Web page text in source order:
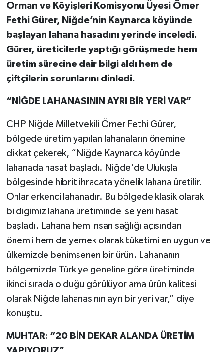
Orman ve Köyişleri Komisyonu Üyesi Ömer
Fethi Gürer, Niğde’nin Kaynarca köyünde
başlayan lahana hasadını yerinde inceledi.
Gürer, üreticilerle yaptığı görüşmede hem
üretim sürecine dair bilgi aldı hem de
çiftçilerin sorunlarını dinledi.
“NİĞDE LAHANASININ AYRI BİR YERİ VAR”
CHP Niğde Milletvekili Ömer Fethi Gürer,
bölgede üretim yapılan lahanaların önemine
dikkat çekerek, “Niğde Kaynarca köyünde
lahanada hasat başladı. Niğde'de Ulukışla
bölgesinde hibrit ihracata yönelik lahana üretilir.
Onlar erkenci lahanadır. Bu bölgede klasik olarak
bildiğimiz lahana üretiminde ise yeni hasat
başladı. Lahana hem insan sağlığı açısından
önemli hem de yemek olarak tüketimi en uygun ve
ülkemizde benimsenen bir ürün. Lahananın
bölgemizde Türkiye geneline göre üretiminde
ikinci sırada olduğu görülüyor ama ürün kalitesi
olarak Niğde lahanasının ayrı bir yeri var,” diye
konuştu.
MUHTAR: “20 BİN DEKAR ALANDA ÜRETİM